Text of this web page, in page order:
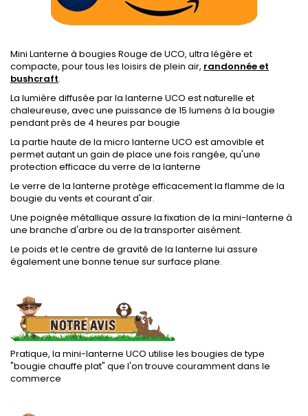
Mini Lanterne à bougies Rouge de UCO, ultra légère et
compacte, pour tous les loisirs de plein air, randonnée et
bushcraft.
La lumière diffusée par la lanterne UCO est naturelle et
chaleureuse, avec une puissance de 15 lumens à la bougie
pendant près de 4 heures par bougie
La partie haute de la micro lanterne UCO est amovible et
permet autant un gain de place une fois rangée, qu'une
protection efficace du verre de la lanterne
Le verre de la lanterne protège efficacement la flamme de la
bougie du vents et courant d'air.
Une poignée métallique assure la fixation de la mini-lanterne à
une branche d'arbre ou de la transporter aisément.
Le poids et le centre de gravité de la lanterne lui assure
également une bonne tenue sur surface plane.
.
Pratique, la mini-lanterne UCO utilise les bougies de type
"bougie chauffe plat" que l'on trouve couramment dans le
commerce
.